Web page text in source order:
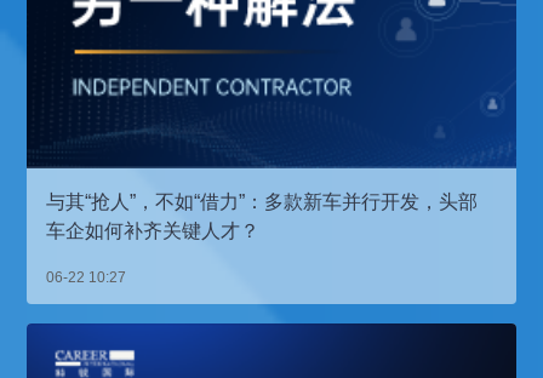
与其“抢人”，不如“借力”：多款新车并行开发，头部
车企如何补齐关键人才？
06-22 10:27